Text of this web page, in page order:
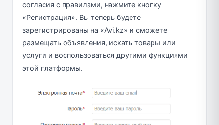
согласия с правилами, нажмите кнопку
«Регистрация». Вы теперь будете
зарегистрированы на «Avi.kz» и сможете
размещать объявления, искать товары или
услуги и воспользоваться другими функциями
этой платформы.